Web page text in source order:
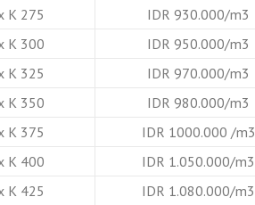
K 275 IDR 930.000/m3
K 300 IDR 950.000/m3
K 325 IDR 970.000/m3
K 350 IDR 980.000/m3
K 375 IDR 1000.000 /m3
K 400 IDR 1.050.000/m3
K 425 IDR 1.080.000/m3